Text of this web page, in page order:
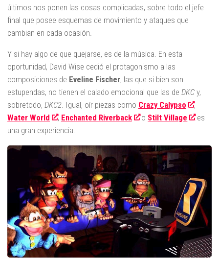
últimos nos ponen las cosas complicadas, sobre todo el jefe
final que posee esquemas de movimiento y ataques que
cambian en cada ocasión.
Y si hay algo de que quejarse, es de la música. En esta
oportunidad, David Wise cedió el protagonismo a las
composiciones de Eveline Fischer, las que si bien son
estupendas, no tienen el calado emocional que las de DKC y,
sobretodo, DKC2 . Igual, oír piezas como Crazy Calypso
,
Water World
, Enchanted Riverback o Stilt Village
es
una gran experiencia.